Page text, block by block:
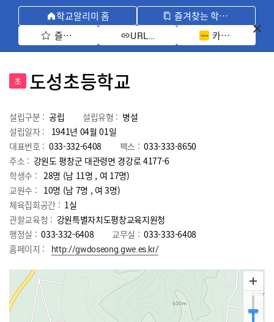
학교알리미 홈
즐겨찾는 학교 모아보기
즐겨찾기 선택
URL 복사 카카오톡 공유
초 도성초등학교
설립구분 : 공립 설립유형 : 병설
설립일자 :
1941년 04월 01일
대표번호 : 033-332-6408 팩스 : 033-333-8650
주소 : 강원도 평창군 대관령면 경강로 4177-6
학생수 : 28명 (남 11명 , 여 17명)
교원수 : 10명 (남 7명 , 여3명)
체육집회공간 : 1실
관할교육청 : 강원특별자치도평창교육지원청
행정실 : 033-332-6408 교무실 : 033-333-6408
홈페이지 :
http://gwdoseong.gwe.es.kr/